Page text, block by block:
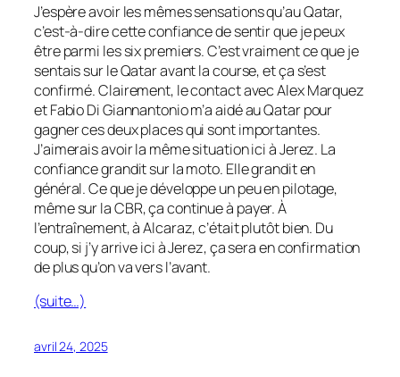
J’espère avoir les mêmes sensations qu’au Qatar,
c’est-à-dire cette confiance de sentir que je peux
être parmi les six premiers. C’est vraiment ce que je
sentais sur le Qatar avant la course, et ça s’est
confirmé. Clairement, le contact avec Alex Marquez
et Fabio Di Giannantonio m’a aidé au Qatar pour
gagner ces deux places qui sont importantes.
J’aimerais avoir la même situation ici à Jerez. La
confiance grandit sur la moto. Elle grandit en
général. Ce que je développe un peu en pilotage,
même sur la CBR, ça continue à payer. À
l’entraînement, à Alcaraz, c’était plutôt bien. Du
coup, si j’y arrive ici à Jerez, ça sera en confirmation
de plus qu’on va vers l’avant.
(suite…)
avril 24, 2025